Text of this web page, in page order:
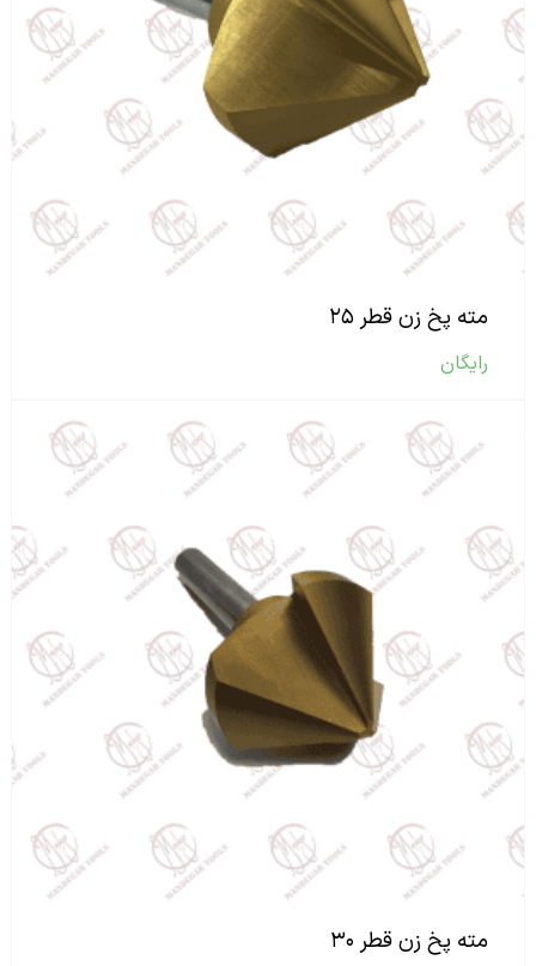
مته پخ زن قطر ۲۵
رایگان
مته پخ زن قطر ۳۰